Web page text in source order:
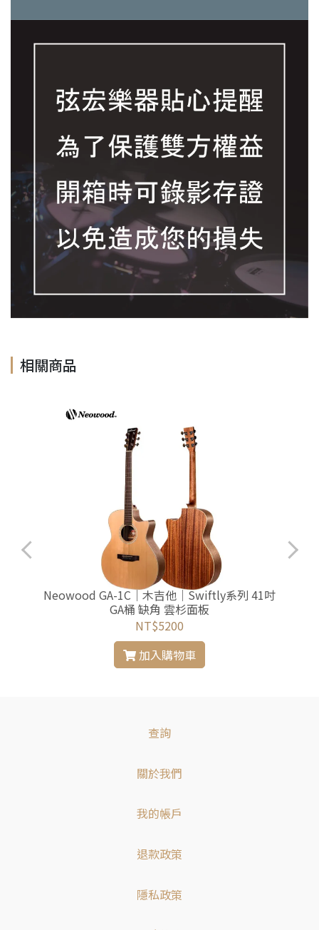
相關商品
Neowood GA-1C｜木吉他｜Swiftly系列 41吋
GA桶 缺角 雲杉面板
NT$5200
加入購物車
查詢
關於我們
我的帳戶
退款政策
隱私政策